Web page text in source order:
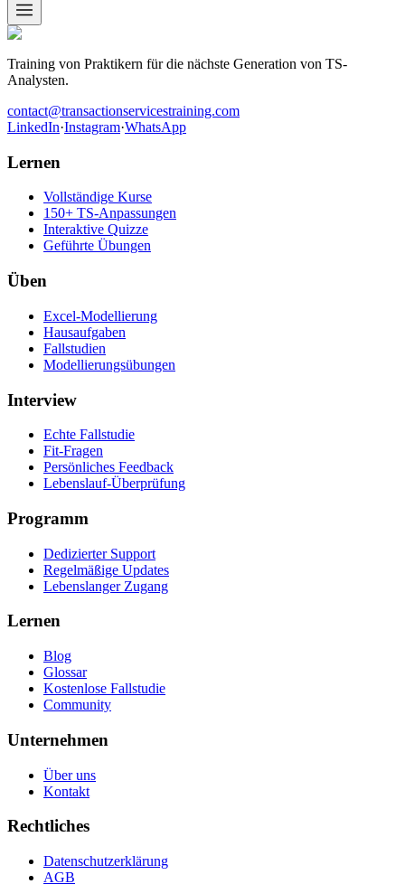
Training von Praktikern für die nächste Generation von TS-
Analysten.
contact@transactionservicestraining.com
LinkedIn·Instagram·WhatsApp
Lernen
Vollständige Kurse
150+ TS-Anpassungen
Interaktive Quizze
Geführte Übungen
Üben
Excel-Modellierung
Hausaufgaben
Fallstudien
Modellierungsübungen
Interview
Echte Fallstudie
Fit-Fragen
Persönliches Feedback
Lebenslauf-Überprüfung
Programm
Dedizierter Support
Regelmäßige Updates
Lebenslanger Zugang
Lernen
Blog
Glossar
Kostenlose Fallstudie
Community
Unternehmen
Über uns
Kontakt
Rechtliches
Datenschutzerklärung
AGB